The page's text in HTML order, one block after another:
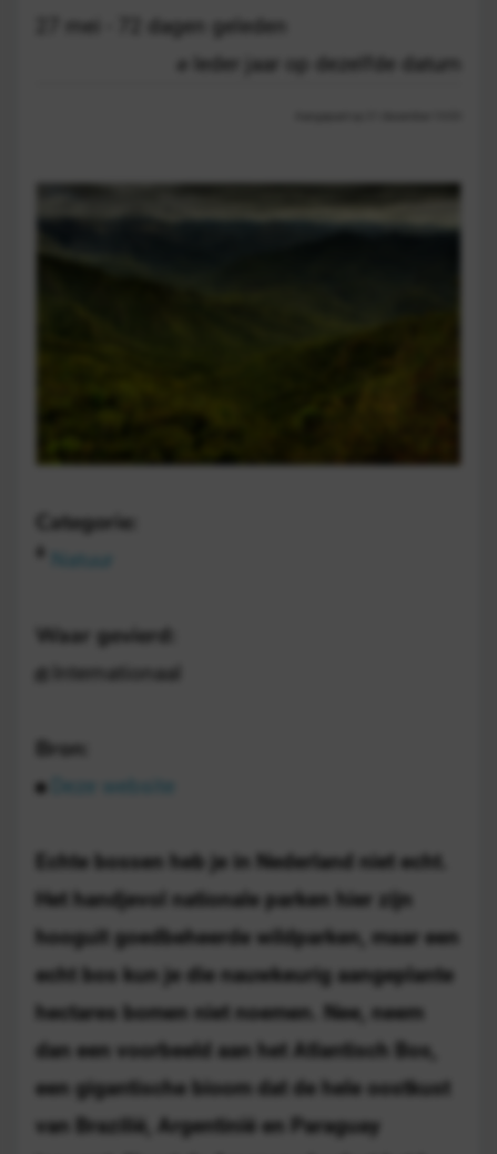
27 mei - 72 dagen geleden
Ieder jaar op dezelfde datum
Categorie:
Waar gevierd:
Internationaal
Bron:
Echte bossen heb je in Nederland niet echt.
Het handjevol nationale parken hier zijn
hooguit goedbeheerde wildparken, maar een
echt bos kun je die nauwkeurig aangeplante
hectares bomen niet noemen. Nee, neem
dan een voorbeeld aan het Atlantisch Bos,
een gigantische bioom dat de hele oostkust
van Brazilië, Argentinië en Paraguay